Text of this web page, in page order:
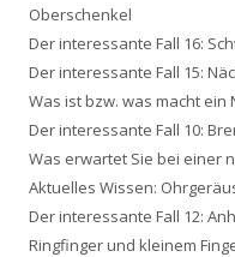
n
a
c
h
:
Oberschenkel
Der interessante Fall 16:
Der interessante Fall 15:
Was ist bzw. was macht ein
Der interessante Fall 10:
Was erwartet Sie bei einer
Aktuelles Wissen:
Der interessante Fall 12:
Ringfinger und kleinem